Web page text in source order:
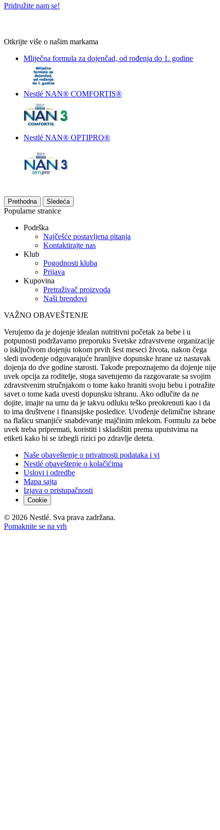
Pridružite nam se!
Otkrijte više o našim markama
Mliječna formula za dojenčad, od rođenja do 1. godine
Nestlé NAN® COMFORTIS®
Nestlé NAN® OPTIPRO®
Prethodna Sledeća
Popularne stranice
Podrška
Najčešće postavljena pitanja
Kontaktirajte nas
Klub
Pogodnosti kluba
Prijava
Kupovina
Pretraživač proizvoda
Naši brendovi
VAŽNO OBAVEŠTENJE
Verujemo da je dojenje idealan nutritivni početak za bebe i u
potpunosti podržavamo preporuku Svetske zdravstvene organizacije
o isključivom dojenju tokom prvih šest meseci života, nakon čega
sledi uvođenje odgovarajuće hranljive dopunske hrane uz nastavak
dojenja do dve godine starosti. Takođe prepoznajemo da dojenje nije
uvek opcija za roditelje, stoga savetujemo da razgovarate sa svojim
zdravstvenim stručnjakom o tome kako hraniti svoju bebu i potražite
savet o tome kada uvesti dopunsku ishranu. Ako odlučite da ne
dojite, imajte na umu da je takvu odluku teško preokrenuti kao i da
to ima društvene i finansijske posledice. Uvođenje delimične ishrane
na flašicu smanjiće snabdevanje majčinim mlekom. Formulu za bebe
uvek treba pripremati, koristiti i skladištiti prema uputstvima na
etiketi kako bi se izbegli rizici po zdravlje deteta.
Naše obaveštenje o privatnosti podataka i vi
Nestlé obaveštenje o kolačićima
Uslovi i odredbe
Mapa sajta
Izjava o pristupačnosti
Cookie
© 2026 Nestlé. Sva prava zadržana.
Pomaknite se na vrh